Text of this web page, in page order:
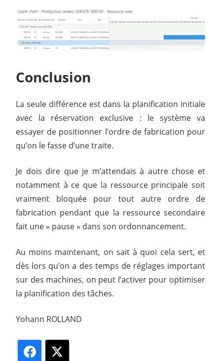
Conclusion
La seule différence est dans la planification initiale
avec la réservation exclusive : le système va
essayer de positionner l’ordre de fabrication pour
qu’on le fasse d’une traite.
Je dois dire que je m’attendais à autre chose et
notamment à ce que la ressource principale soit
vraiment bloquée pour tout autre ordre de
fabrication pendant que la ressource secondaire
fait une « pause » dans son ordonnancement.
Au moins maintenant, on sait à quoi cela sert, et
dès lors qu’on a des temps de réglages important
sur des machines, on peut l’activer pour optimiser
la planification des tâches.
Yohann ROLLAND
Facebook